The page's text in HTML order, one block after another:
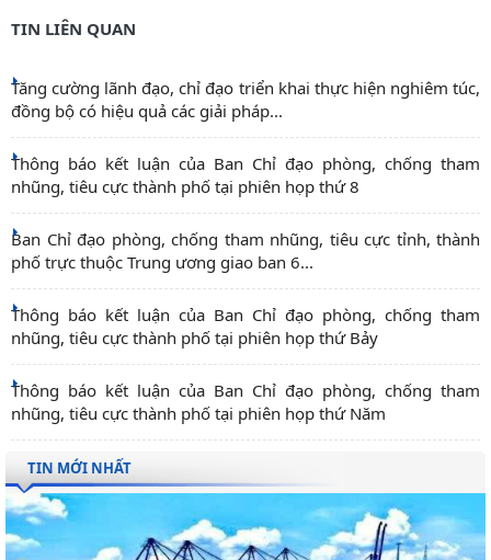
TIN LIÊN QUAN
Tăng cường lãnh đạo, chỉ đạo triển khai thực hiện nghiêm túc,
đồng bộ có hiệu quả các giải pháp...
Thông báo kết luận của Ban Chỉ đạo phòng, chống tham
nhũng, tiêu cực thành phố tại phiên họp thứ 8
Ban Chỉ đạo phòng, chống tham nhũng, tiêu cực tỉnh, thành
phố trực thuộc Trung ương giao ban 6...
Thông báo kết luận của Ban Chỉ đạo phòng, chống tham
nhũng, tiêu cực thành phố tại phiên họp thứ Bảy
Thông báo kết luận của Ban Chỉ đạo phòng, chống tham
nhũng, tiêu cực thành phố tại phiên họp thứ Năm
TIN MỚI NHẤT